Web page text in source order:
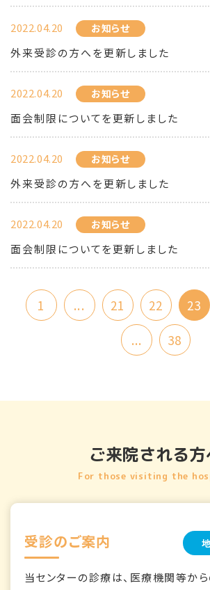
2022.04.20 お知らせ
外来受診の方へを更新しました
2022.04.20 お知らせ
面会制限についてを更新しました
2022.04.20 お知らせ
外来受診の方へを更新しました
2022.04.20 お知らせ
面会制限についてを更新しました
1 ... 21 22 23
...
38
ご来院される方
For those visiting the
受診のご案内
当センターの診療は、医療機関等か